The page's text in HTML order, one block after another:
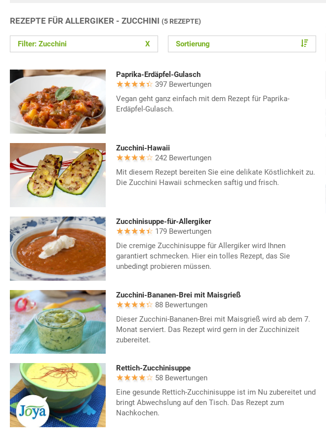
REZEPTE FÜR ALLERGIKER - ZUCCHINI (5 REZEPTE)
Filter: Zucchini X Sortierung
Paprika-Erdäpfel-Gulasch
397 Bewertungen
Vegan geht ganz einfach mit dem Rezept für Paprika-
Erdäpfel-Gulasch.
Zucchini-Hawaii
242 Bewertungen
Mit diesem Rezept bereiten Sie eine delikate Köstlichkeit zu.
Die Zucchini Hawaii schmecken saftig und frisch.
Zucchinisuppe-für-Allergiker
179 Bewertungen
Die cremige Zucchinisuppe für Allergiker wird Ihnen
garantiert schmecken. Hier ein tolles Rezept, das Sie
unbedingt probieren müssen.
Zucchini-Bananen-Brei mit Maisgrieß
88 Bewertungen
Dieser Zucchini-Bananen-Brei mit Maisgrieß wird ab dem 7.
Monat serviert. Das Rezept wird gern in der Zucchinizeit
zubereitet.
Rettich-Zucchinisuppe
58 Bewertungen
Eine gesunde Rettich-Zucchinisuppe ist im Nu zubereitet und
bringt Abwechslung auf den Tisch. Das Rezept zum
Nachkochen.